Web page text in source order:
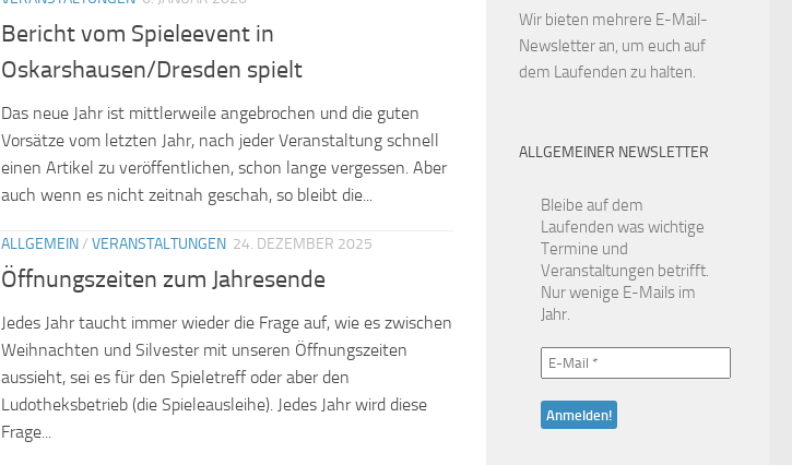
Bericht vom Spieleevent in
Oskarshausen/Dresden spielt
Das neue Jahr ist mittlerweile angebrochen und die guten
Vorsätze vom letzten Jahr, nach jeder Veranstaltung schnell
einen Artikel zu veröffentlichen, schon lange vergessen. Aber
auch wenn es nicht zeitnah geschah, so bleibt die...
ALLGEMEIN/ VERANSTALTUNGEN 24. DEZEMBER 2025
Öffnungszeiten zum Jahresende
Jedes Jahr taucht immer wieder die Frage auf, wie es zwischen
Weihnachten und Silvester mit unseren Öffnungszeiten
aussieht, sei es für den Spieletreff oder aber den
Ludotheksbetrieb (die Spieleausleihe). Jedes Jahr wird diese
Frage...
Wir bieten mehrere E-Mail-
Newsletter an, um euch auf
dem Laufenden zu halten.
ALLGEMEINER NEWSLETTER
Bleibe auf dem
Laufenden was wichtige
Termine und
Veranstaltungen betrifft.
Nur wenige E-Mails im
Jahr.